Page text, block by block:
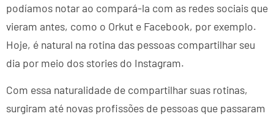
podíamos notar ao compará-la com as redes sociais que
vieram antes, como o Orkut e Facebook, por exemplo.
Hoje, é natural na rotina das pessoas compartilhar seu
dia por meio dos stories do Instagram.
Com essa naturalidade de compartilhar suas rotinas,
surgiram até novas profissões de pessoas que passaram